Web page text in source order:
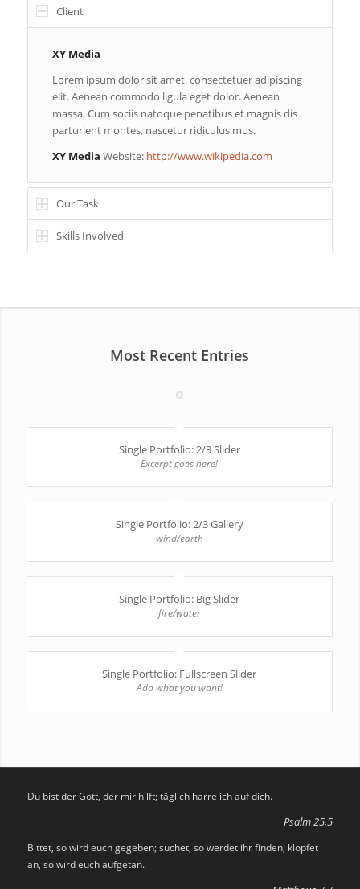
Client
XY Media
Lorem ipsum dolor sit amet, consectetuer adipiscing
elit. Aenean commodo ligula eget dolor. Aenean
massa. Cum sociis natoque penatibus et magnis dis
parturient montes, nascetur ridiculus mus.
XY Media Website: http://www.wikipedia.com
Our Task
Skills Involved
Most Recent Entries
Single Portfolio: 2/3 Slider
Excerpt goes here!
Single Portfolio: 2/3 Gallery
wind/earth
Single Portfolio: Big Slider
fire/water
Single Portfolio: Fullscreen Slider
Add what you want!
Du bist der Gott, der mir hilft; täglich harre ich auf dich.
Psalm 25,5
Bittet, so wird euch gegeben; suchet, so werdet ihr finden; klopfet
an, so wird euch aufgetan.